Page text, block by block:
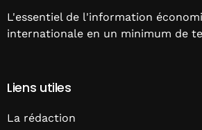
L'essentiel de l'information
internationale en un minimum de
Liens utiles
La rédaction